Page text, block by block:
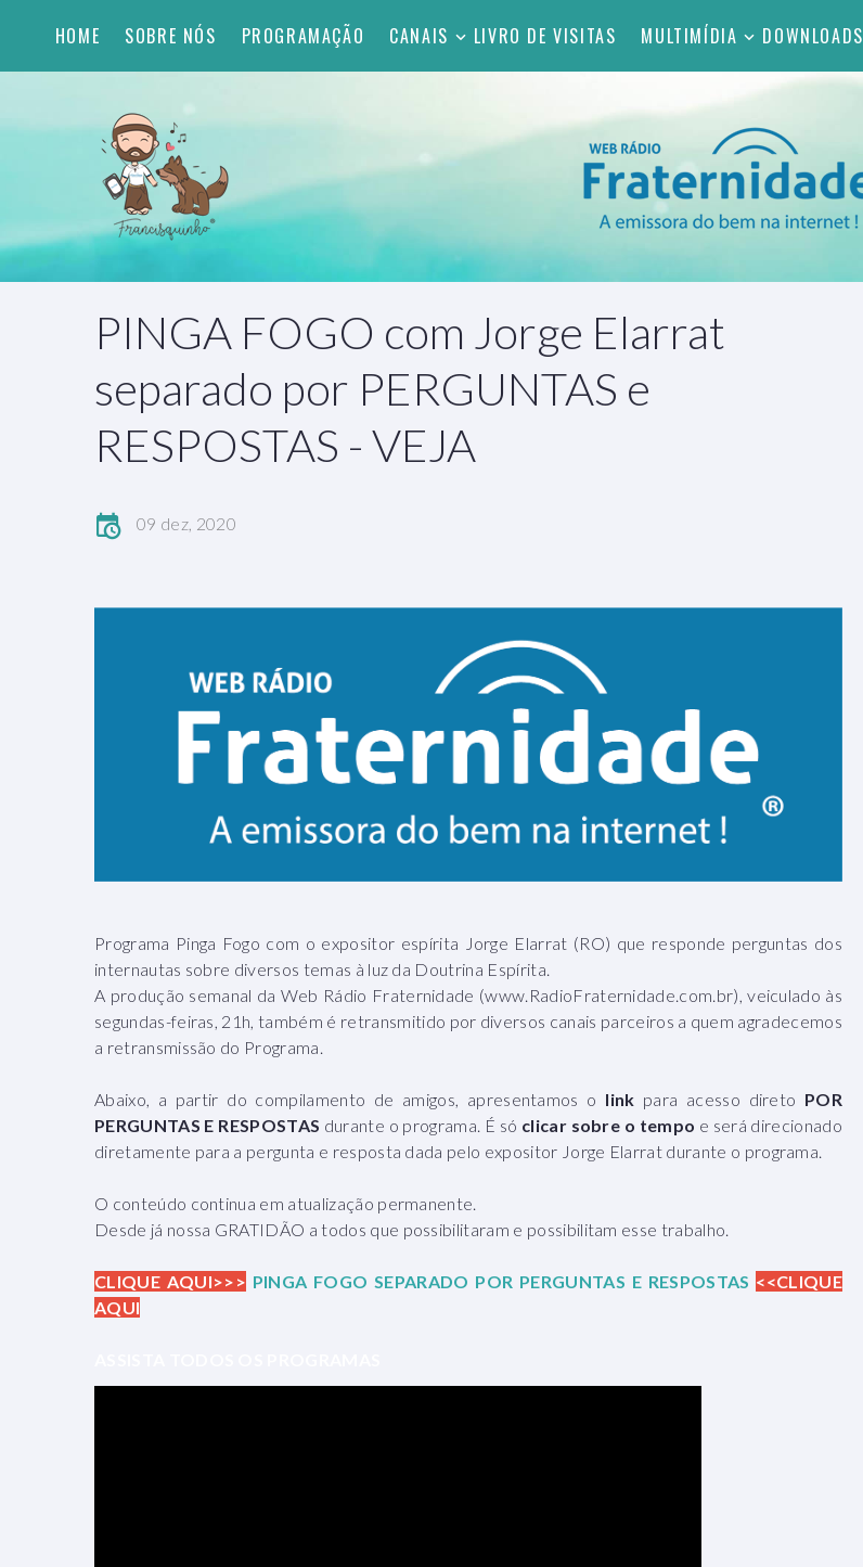
HOME SOBRE NÓS PROGRAMAÇÃO CANAIS LIVRO DE VISITAS MULTIMÍDIA DOWNLOADS
PINGA FOGO com Jorge Elarrat
separado por PERGUNTAS e
RESPOSTAS - VEJA
09 dez, 2020
Programa Pinga Fogo com o expositor espírita Jorge Elarrat (RO) que responde perguntas dos
internautas sobre diversos temas à luz da Doutrina Espírita.
A produção semanal da Web Rádio Fraternidade (www.RadioFraternidade.com.br), veiculado às
segundas-feiras, 21h, também é retransmitido por diversos canais parceiros a quem agradecemos
a retransmissão do Programa.
Abaixo, a partir do compilamento de amigos, apresentamos o link para acesso direto POR
PERGUNTAS E RESPOSTAS durante o programa. É só clicar sobre o tempo e será direcionado
diretamente para a pergunta e resposta dada pelo expositor Jorge Elarrat durante o programa.
O conteúdo continua em atualização permanente.
Desde já nossa GRATIDÃO a todos que possibilitaram e possibilitam esse trabalho.
CLIQUE AQUI>>> PINGA FOGO SEPARADO POR PERGUNTAS E RESPOSTAS <<CLIQUE
AQUI